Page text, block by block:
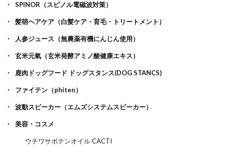
SPINOR（スピノル電磁波対策）
髪萌ヘアケア（白髪ケア・育毛・トリートメント）
人参ジュース（無農薬有機にんじん使用）
玄米元氣（玄米発酵アミノ酸健康エキス）
鹿肉ドッグフード ドッグスタンス(DOG STANCS)
ファイテン（phiten）
波動スピーカー（エムズシステムスピーカー）
美容・コスメ
ウチワサボテンオイル CACTI